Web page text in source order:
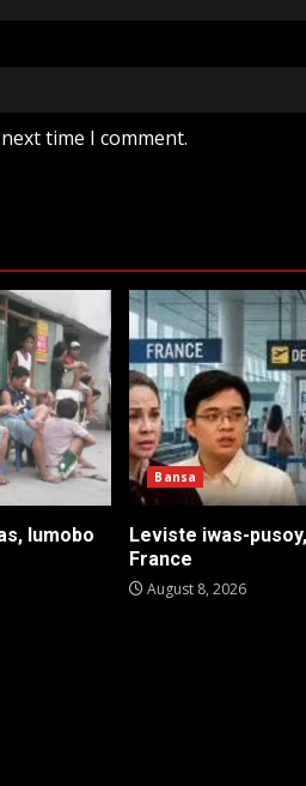
time I comment.
lumobo
Bansa
Leviste iwas-
France
August 8, 2026